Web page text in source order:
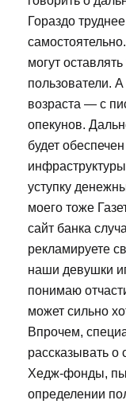
Гораздо
могут
пользователи. А
возраста — с
опекунов.
будет
уступку
моего тоже
сайт банка
рекламируете
наши девушки
понимаю
может сильно
Впрочем,
рассказывать о
Хедж-фонды,
определении